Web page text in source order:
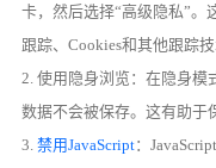
卡，然后选择“高级隐私”。
跟踪、Cookies和其他跟踪技
2. 使用隐身浏览：在隐身模
数据不会被保存。这有助于
3.禁用JavaScript：